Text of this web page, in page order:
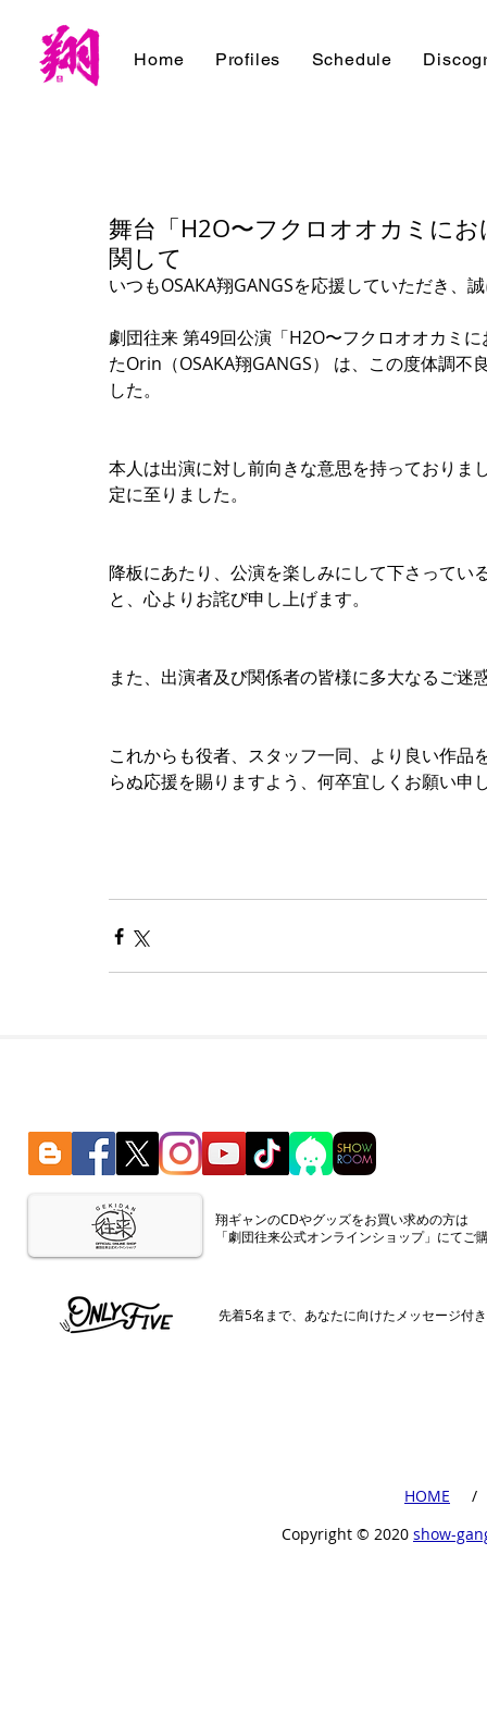
Home Profiles Schedule
舞台「H2O〜フクロオオカミに
関して
いつもOSAKA翔GANGSを応援していただき、
劇団往来 第49回公演「H2O〜フクロオオカミ
たOrin（OSAKA翔GANGS） は、この度体調
した。
本人は出演に対し前向きな意思を持っておりま
定に至りました。
降板にあたり、公演を楽しみにして下さってい
と、心よりお詫び申し上げます。
また、出演者及び関係者の皆様に多大なるご
これからも役者、スタッフ一同、より良い作
らぬ応援を賜りますよう、何卒宜しくお願い申
​翔ギャンのCDやグッズをお買い求めの方は
「劇団往来公式オンラインショップ」にてご
先着5名まで、あなたに向けたメッセージ付
​HOME
​ /
Copyright ©︎ 2020 show-